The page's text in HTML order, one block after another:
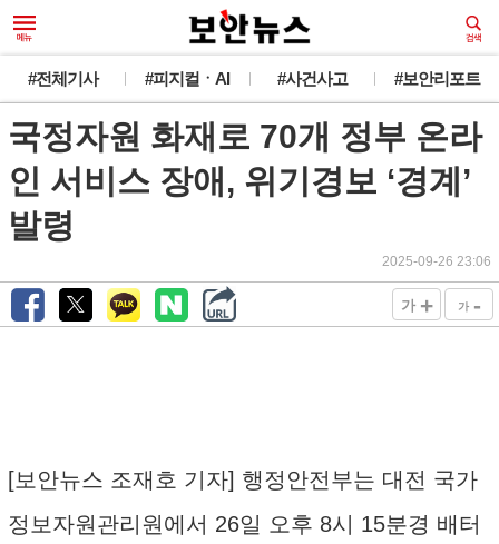
#전체기사 #피지컬ㆍAI #사건사고 #보안리포트
국정자원 화재로 70개 정부 온라
인 서비스 장애, 위기경보 ‘경계’
발령
2025-09-26 23:06
가 + 가 -
[보안뉴스 조재호 기자] 행정안전부는 대전 국가
정보자원관리원에서 26일 오후 8시 15분경 배터